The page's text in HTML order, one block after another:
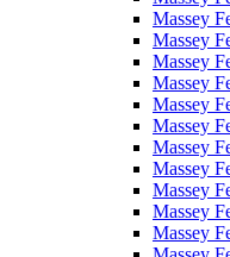
Massey
Massey
Massey
Massey
Massey
Massey
Massey
Massey
Massey
Massey
Massey